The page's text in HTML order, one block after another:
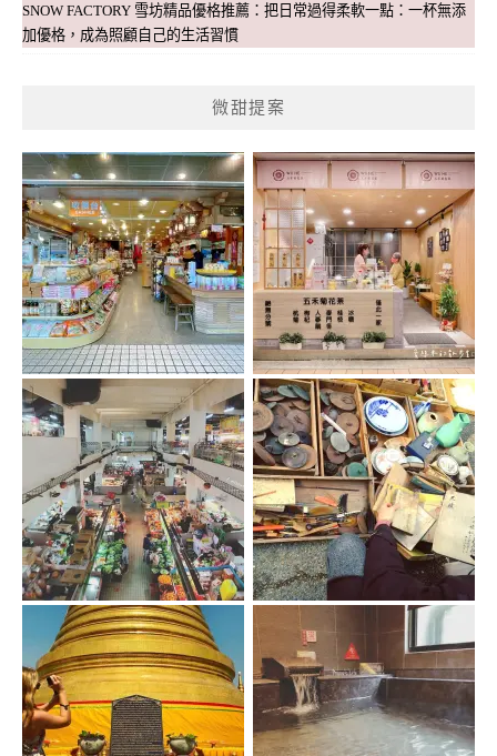
SNOW FACTORY 雪坊精品優格推薦：把日常過得柔軟一點：一杯無添
加優格，成為照顧自己的生活習慣
微甜提案